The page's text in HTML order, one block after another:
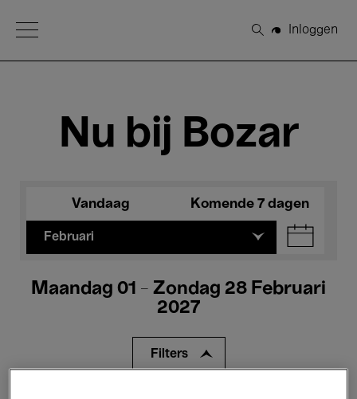
Open Menu
Zoeken
Inloggen
Nu bij Bozar
Vandaag Komende 7 dagen
Februari
Maandag 01 - Zondag 28 Februari
2027
Filters